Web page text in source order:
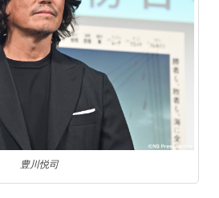
豊川悦司